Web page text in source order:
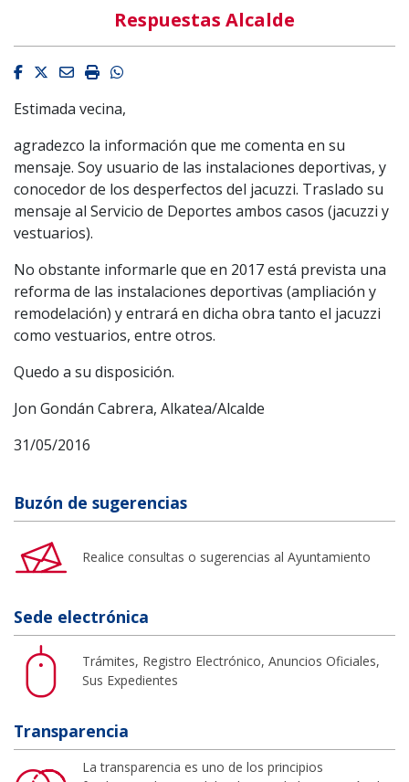
Respuestas Alcalde
Facebook
Twitter
EmailImprimirWhatsapp
Estimada vecina,
agradezco la información que me comenta en su
mensaje. Soy usuario de las instalaciones deportivas, y
conocedor de los desperfectos del jacuzzi. Traslado su
mensaje al Servicio de Deportes ambos casos (jacuzzi y
vestuarios).
No obstante informarle que en 2017 está prevista una
reforma de las instalaciones deportivas (ampliación y
remodelación) y entrará en dicha obra tanto el jacuzzi
como vestuarios, entre otros.
Quedo a su disposición.
Jon Gondán Cabrera, Alkatea/Alcalde
31/05/2016
Buzón de sugerencias
Realice consultas o sugerencias al Ayuntamiento
Sede electrónica
Trámites, Registro Electrónico, Anuncios Oficiales,
Sus Expedientes
Transparencia
La transparencia es uno de los principios